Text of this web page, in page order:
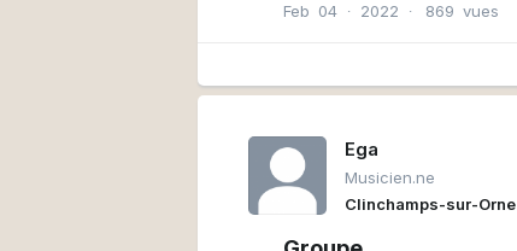
Feb 04 ∙ 2022 ∙ 869 vues
Ega
Musicien.ne
Clinchamps-sur-Orne